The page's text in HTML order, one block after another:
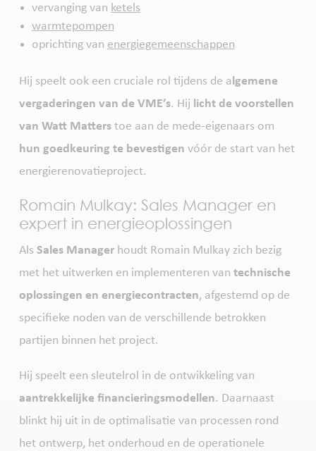
vervanging van ketels
warmtepompen
oprichting van energiegemeenschappen
Hij speelt ook een cruciale rol tijdens de a lgemene
vergaderingen van de VME’s. Hij licht de voorstellen
van Watt Matterstoe aan de mede-eigenaars om
hun goedkeuring te bevestigen vóór de start van het
energie­renovatieproject.
Romain Mulkay: Sales Manager en
expert in energieoplossingen
Als Sales Managerhoudt Romain Mulkay zich bezig
met het uitwerken en implementeren van technische
oplossingen en energiecontracten, afgestemd op de
specifieke noden van de verschillende betrokken
partijen binnen het project.
Hij speelt een sleutelrol in de ontwikkeling van
aantrekkelijke financieringsmodellen. Daarnaast
blinkt hij uit in de optimalisatie van processen rond
het ontwerp, het onderhoud en de operationele